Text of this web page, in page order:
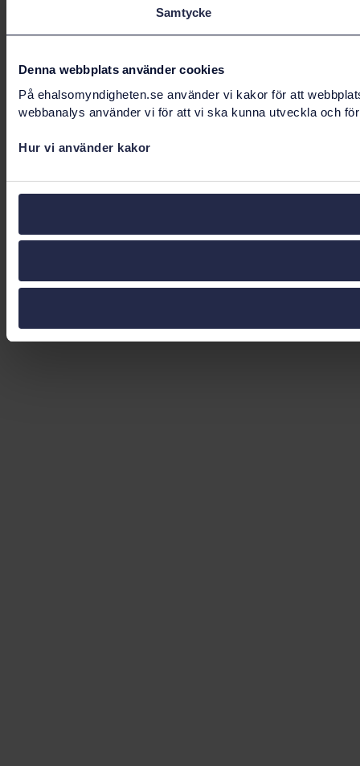
Samtycke
Denna webbplats använder cookies
På ehalsomyndigheten.se använder vi kakor för att
webbanalys använder vi för att vi ska kunna utveckla och
Hur vi använder kakor